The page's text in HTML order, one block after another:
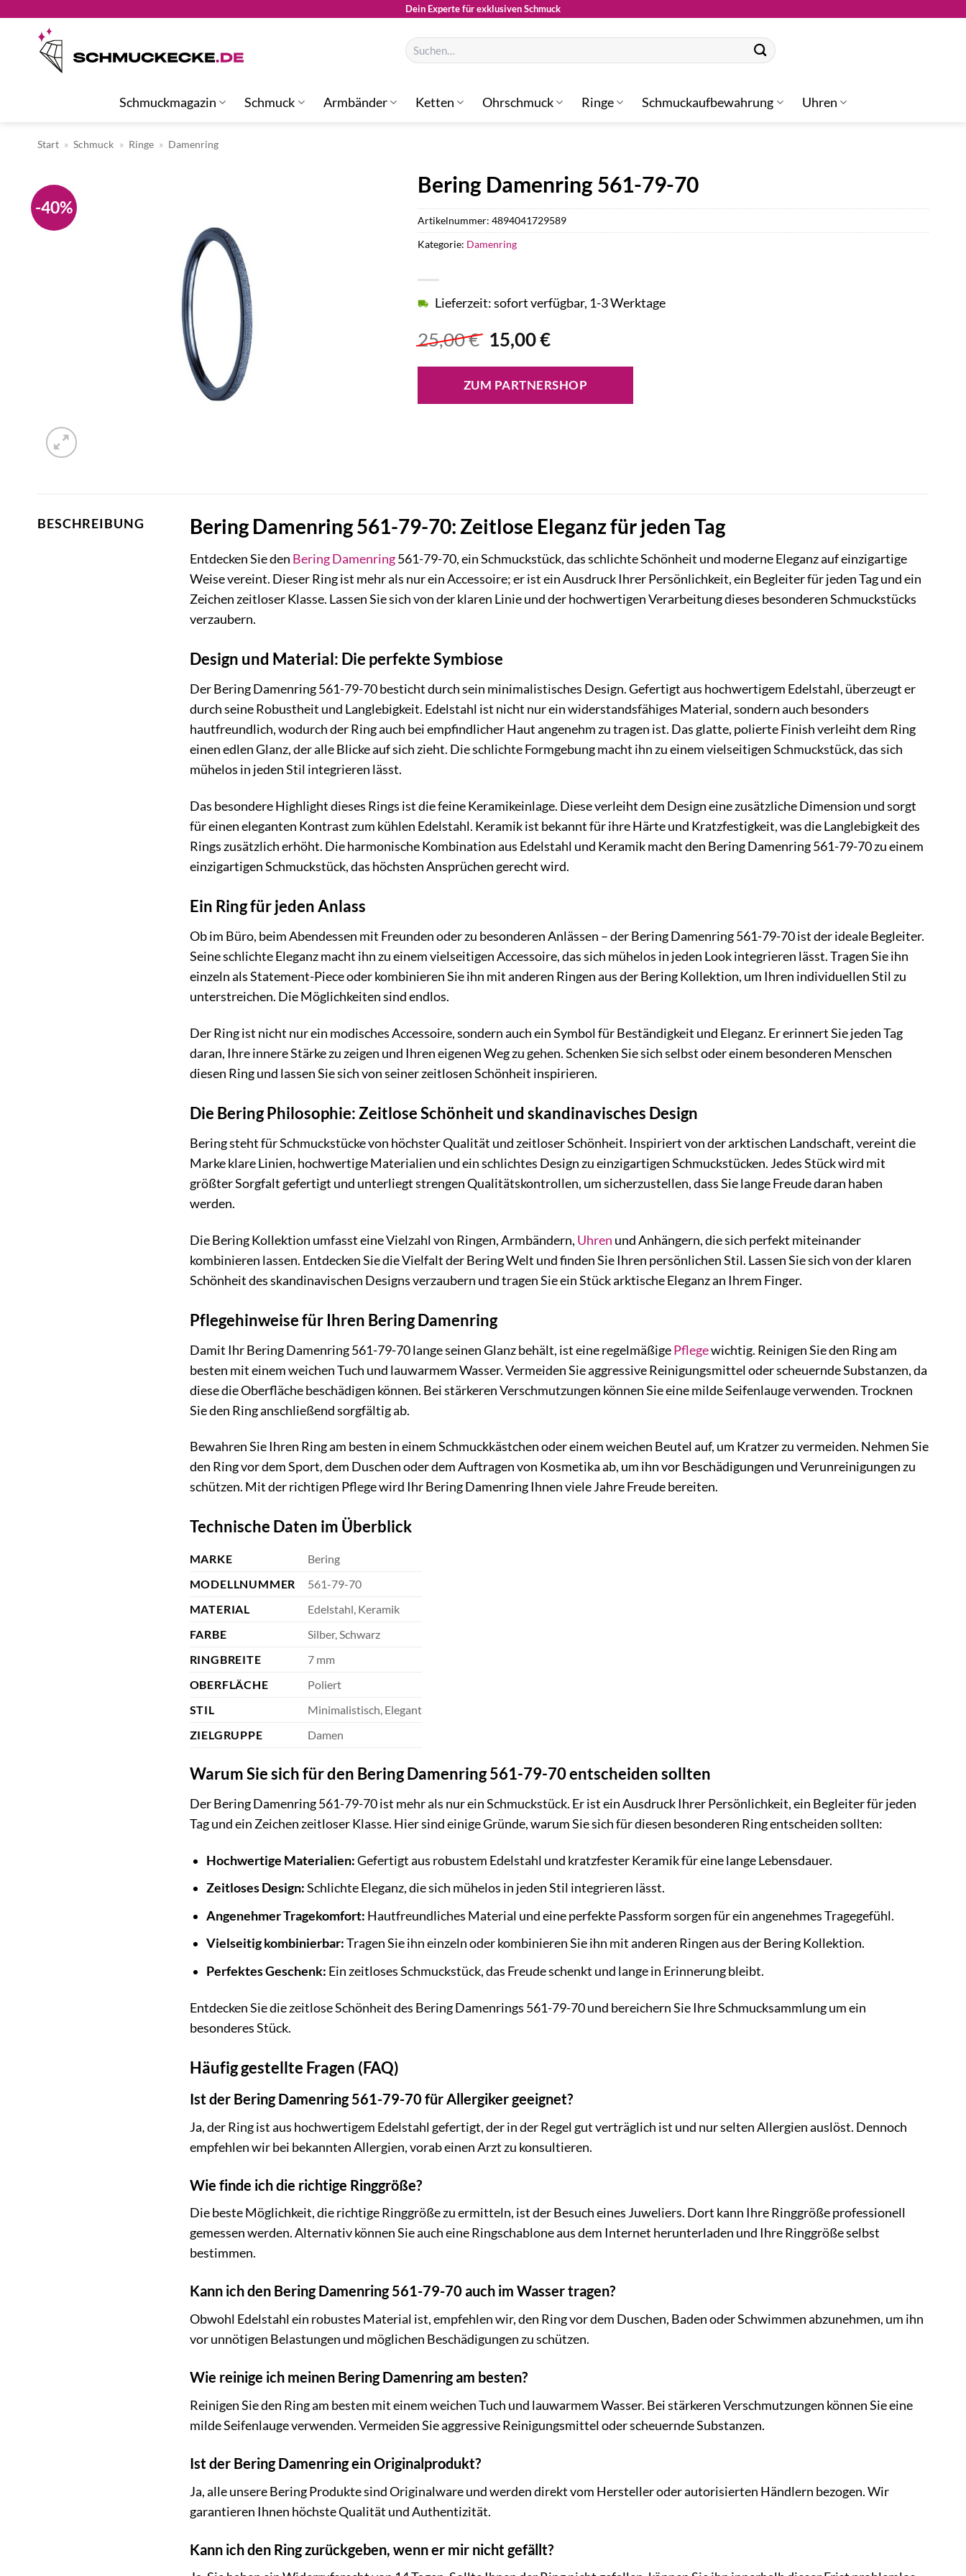
springen
Dein Experte für exklusiven Schmuck
Suchen
nach:
Schmuckmagazin Schmuck Armbänder Ketten Ohrschmuck Ringe Schmuckaufbewahrung Uhren
Start » Schmuck » Ringe » Damenring
-40%
Bering Damenring 561-79-70
25,00€ Ursprünglicher
Preis
war:
25,00 €
15,00€Aktueller
ist:
15,00 €.
Lieferzeit: sofort verfügbar, 1-3 Werktage
ZUM PARTNERSHOP
Artikelnummer:4894041729589
Kategorie: Damenring
BESCHREIBUNG Bering Damenring 561-79-70: Zeitlose Eleganz für jeden Tag
Entdecken Sie den Bering Damenring561-79-70, ein Schmuckstück, das schlichte Schönheit und moderne Eleganz auf einzigartige
Weise vereint. Dieser Ring ist mehr als nur ein Accessoire; er ist ein Ausdruck Ihrer Persönlichkeit, ein Begleiter für jeden Tag und ein
Zeichen zeitloser Klasse. Lassen Sie sich von der klaren Linie und der hochwertigen Verarbeitung dieses besonderen Schmuckstücks
verzaubern.
Design und Material: Die perfekte Symbiose
Der Bering Damenring 561-79-70 besticht durch sein minimalistisches Design. Gefertigt aus hochwertigem Edelstahl, überzeugt er
durch seine Robustheit und Langlebigkeit. Edelstahl ist nicht nur ein widerstandsfähiges Material, sondern auch besonders
hautfreundlich, wodurch der Ring auch bei empfindlicher Haut angenehm zu tragen ist. Das glatte, polierte Finish verleiht dem Ring
einen edlen Glanz, der alle Blicke auf sich zieht. Die schlichte Formgebung macht ihn zu einem vielseitigen Schmuckstück, das sich
mühelos in jeden Stil integrieren lässt.
Das besondere Highlight dieses Rings ist die feine Keramikeinlage. Diese verleiht dem Design eine zusätzliche Dimension und sorgt
für einen eleganten Kontrast zum kühlen Edelstahl. Keramik ist bekannt für ihre Härte und Kratzfestigkeit, was die Langlebigkeit des
Rings zusätzlich erhöht. Die harmonische Kombination aus Edelstahl und Keramik macht den Bering Damenring 561-79-70 zu einem
einzigartigen Schmuckstück, das höchsten Ansprüchen gerecht wird.
Ein Ring für jeden Anlass
Ob im Büro, beim Abendessen mit Freunden oder zu besonderen Anlässen – der Bering Damenring 561-79-70 ist der ideale Begleiter.
Seine schlichte Eleganz macht ihn zu einem vielseitigen Accessoire, das sich mühelos in jeden Look integrieren lässt. Tragen Sie ihn
einzeln als Statement-Piece oder kombinieren Sie ihn mit anderen Ringen aus der Bering Kollektion, um Ihren individuellen Stil zu
unterstreichen. Die Möglichkeiten sind endlos.
Der Ring ist nicht nur ein modisches Accessoire, sondern auch ein Symbol für Beständigkeit und Eleganz. Er erinnert Sie jeden Tag
daran, Ihre innere Stärke zu zeigen und Ihren eigenen Weg zu gehen. Schenken Sie sich selbst oder einem besonderen Menschen
diesen Ring und lassen Sie sich von seiner zeitlosen Schönheit inspirieren.
Die Bering Philosophie: Zeitlose Schönheit und skandinavisches Design
Bering steht für Schmuckstücke von höchster Qualität und zeitloser Schönheit. Inspiriert von der arktischen Landschaft, vereint die
Marke klare Linien, hochwertige Materialien und ein schlichtes Design zu einzigartigen Schmuckstücken. Jedes Stück wird mit
größter Sorgfalt gefertigt und unterliegt strengen Qualitätskontrollen, um sicherzustellen, dass Sie lange Freude daran haben
werden.
Die Bering Kollektion umfasst eine Vielzahl von Ringen, Armbändern, Uhren und Anhängern, die sich perfekt miteinander
kombinieren lassen. Entdecken Sie die Vielfalt der Bering Welt und finden Sie Ihren persönlichen Stil. Lassen Sie sich von der klaren
Schönheit des skandinavischen Designs verzaubern und tragen Sie ein Stück arktische Eleganz an Ihrem Finger.
Pflegehinweise für Ihren Bering Damenring
Damit Ihr Bering Damenring 561-79-70 lange seinen Glanz behält, ist eine regelmäßigePflegewichtig. Reinigen Sie den Ring am
besten mit einem weichen Tuch und lauwarmem Wasser. Vermeiden Sie aggressive Reinigungsmittel oder scheuernde Substanzen, da
diese die Oberfläche beschädigen können. Bei stärkeren Verschmutzungen können Sie eine milde Seifenlauge verwenden. Trocknen
Sie den Ring anschließend sorgfältig ab.
Bewahren Sie Ihren Ring am besten in einem Schmuckkästchen oder einem weichen Beutel auf, um Kratzer zu vermeiden. Nehmen Sie
den Ring vor dem Sport, dem Duschen oder dem Auftragen von Kosmetika ab, um ihn vor Beschädigungen und Verunreinigungen zu
schützen. Mit der richtigen Pflege wird Ihr Bering Damenring Ihnen viele Jahre Freude bereiten.
Technische Daten im Überblick
MARKE
Bering
MODELLNUMMER
561-79-70
MATERIAL
Edelstahl, Keramik
FARBE
Silber, Schwarz
RINGBREITE
7 mm
OBERFLÄCHE
Poliert
STIL
Minimalistisch, Elegant
ZIELGRUPPE
Damen
Warum Sie sich für den Bering Damenring 561-79-70 entscheiden sollten
Der Bering Damenring 561-79-70 ist mehr als nur ein Schmuckstück. Er ist ein Ausdruck Ihrer Persönlichkeit, ein Begleiter für jeden
Tag und ein Zeichen zeitloser Klasse. Hier sind einige Gründe, warum Sie sich für diesen besonderen Ring entscheiden sollten:
Hochwertige Materialien:Gefertigt aus robustem Edelstahl und kratzfester Keramik für eine lange Lebensdauer.
Zeitloses Design:Schlichte Eleganz, die sich mühelos in jeden Stil integrieren lässt.
Angenehmer Tragekomfort: Hautfreundliches Material und eine perfekte Passform sorgen für ein angenehmes Tragegefühl.
Vielseitig kombinierbar:Tragen Sie ihn einzeln oder kombinieren Sie ihn mit anderen Ringen aus der Bering Kollektion.
Perfektes Geschenk: Ein zeitloses Schmuckstück, das Freude schenkt und lange in Erinnerung bleibt.
Entdecken Sie die zeitlose Schönheit des Bering Damenrings 561-79-70 und bereichern Sie Ihre Schmucksammlung um ein
besonderes Stück.
Häufig gestellte Fragen (FAQ)
Ist der Bering Damenring 561-79-70 für Allergiker geeignet?
Ja, der Ring ist aus hochwertigem Edelstahl gefertigt, der in der Regel gut verträglich ist und nur selten Allergien auslöst. Dennoch
empfehlen wir bei bekannten Allergien, vorab einen Arzt zu konsultieren.
Wie finde ich die richtige Ringgröße?
Die beste Möglichkeit, die richtige Ringgröße zu ermitteln, ist der Besuch eines Juweliers. Dort kann Ihre Ringgröße professionell
gemessen werden. Alternativ können Sie auch eine Ringschablone aus dem Internet herunterladen und Ihre Ringgröße selbst
bestimmen.
Kann ich den Bering Damenring 561-79-70 auch im Wasser tragen?
Obwohl Edelstahl ein robustes Material ist, empfehlen wir, den Ring vor dem Duschen, Baden oder Schwimmen abzunehmen, um ihn
vor unnötigen Belastungen und möglichen Beschädigungen zu schützen.
Wie reinige ich meinen Bering Damenring am besten?
Reinigen Sie den Ring am besten mit einem weichen Tuch und lauwarmem Wasser. Bei stärkeren Verschmutzungen können Sie eine
milde Seifenlauge verwenden. Vermeiden Sie aggressive Reinigungsmittel oder scheuernde Substanzen.
Ist der Bering Damenring ein Originalprodukt?
Ja, alle unsere Bering Produkte sind Originalware und werden direkt vom Hersteller oder autorisierten Händlern bezogen. Wir
garantieren Ihnen höchste Qualität und Authentizität.
Kann ich den Ring zurückgeben, wenn er mir nicht gefällt?